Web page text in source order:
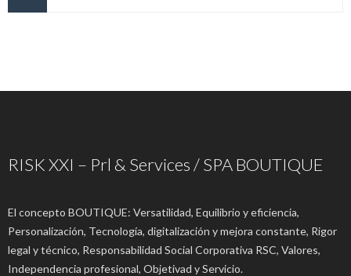
RISK XXI – Prl & Services / SPA BOUTIQUE
El concepto BOUTIQUE: Versatilidad, Equilibrio y eficiencia,
Personalización, Tecnología, digitalización y mejora constante, Rigor
legal y técnico, Responsabilidad Social Corporativa RSC, Valores,
Independencia profesional, Objetivad y Servicio.